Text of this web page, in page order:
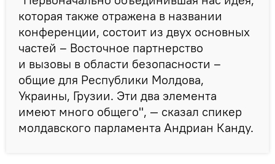
которая также отражена в названии
конференции, состоит из двух основных
частей – Восточное партнерство
и вызовы в области безопасности –
общие для Республики Молдова,
Украины, Грузии. Эти два элемента
имеют много общего", — сказал спикер
молдавского парламента Андриан Канду.